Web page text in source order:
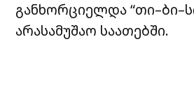
განხორციელდა
არასამუშაო საათებში.